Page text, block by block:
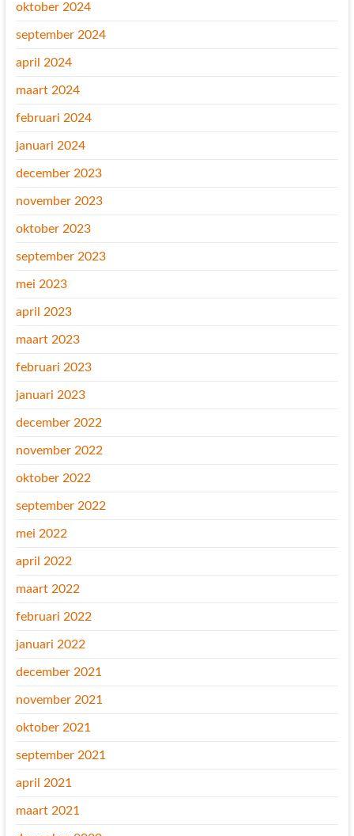
oktober 2024
september 2024
april 2024
maart 2024
februari 2024
januari 2024
december 2023
november 2023
oktober 2023
september 2023
mei 2023
april 2023
maart 2023
februari 2023
januari 2023
december 2022
november 2022
oktober 2022
september 2022
mei 2022
april 2022
maart 2022
februari 2022
januari 2022
december 2021
november 2021
oktober 2021
september 2021
april 2021
maart 2021